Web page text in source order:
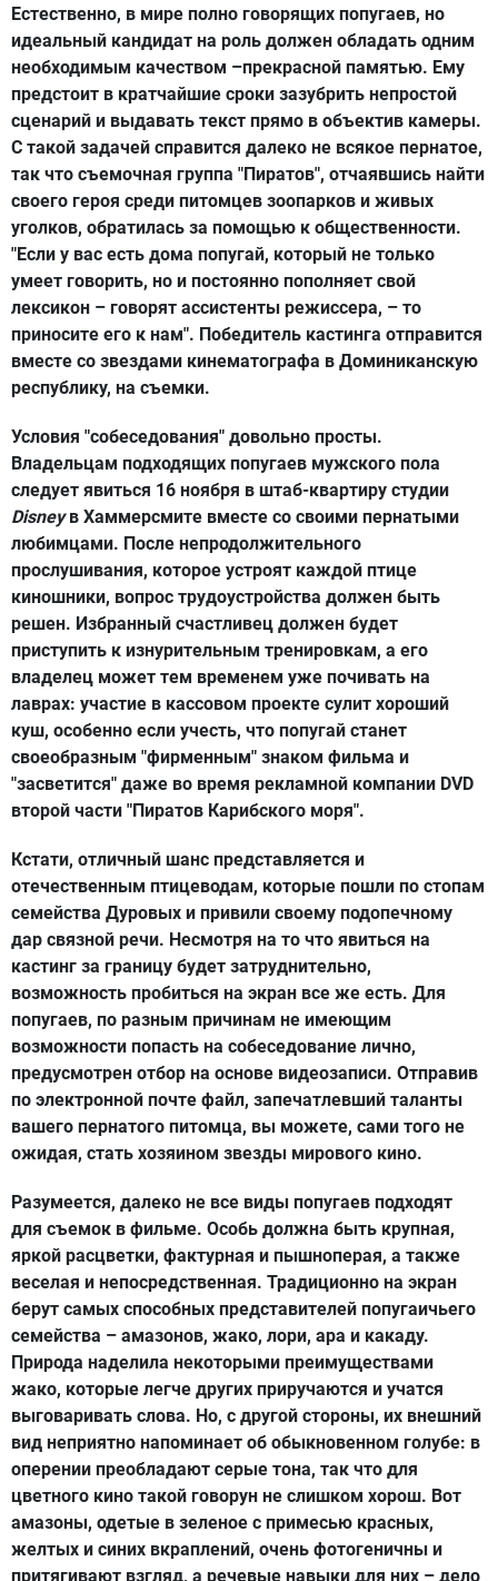
Естественно, в мире полно говорящих попугаев, но
идеальный кандидат на роль должен обладать одним
необходимым качеством –прекрасной памятью. Ему
предстоит в кратчайшие сроки зазубрить непростой
сценарий и выдавать текст прямо в объектив камеры.
С такой задачей справится далеко не всякое пернатое,
так что съемочная группа "Пиратов", отчаявшись найти
своего героя среди питомцев зоопарков и живых
уголков, обратилась за помощью к общественности.
"Если у вас есть дома попугай, который не только
умеет говорить, но и постоянно пополняет свой
лексикон – говорят ассистенты режиссера, – то
приносите его к нам". Победитель кастинга отправится
вместе со звездами кинематографа в Доминиканскую
республику, на съемки.
Условия "собеседования" довольно просты.
Владельцам подходящих попугаев мужского пола
следует явиться 16 ноября в штаб-квартиру студии
Disneyв Хаммерсмите вместе со своими пернатыми
любимцами. После непродолжительного
прослушивания, которое устроят каждой птице
киношники, вопрос трудоустройства должен быть
решен. Избранный счастливец должен будет
приступить к изнурительным тренировкам, а его
владелец может тем временем уже почивать на
лаврах: участие в кассовом проекте сулит хороший
куш, особенно если учесть, что попугай станет
своеобразным "фирменным" знаком фильма и
"засветится" даже во время рекламной компании DVD
второй части "Пиратов Карибского моря".
Кстати, отличный шанс представляется и
отечественным птицеводам, которые пошли по стопам
семейства Дуровых и привили своему подопечному
дар связной речи. Несмотря на то что явиться на
кастинг за границу будет затруднительно,
возможность пробиться на экран все же есть. Для
попугаев, по разным причинам не имеющим
возможности попасть на собеседование лично,
предусмотрен отбор на основе видеозаписи. Отправив
по электронной почте файл, запечатлевший таланты
вашего пернатого питомца, вы можете, сами того не
ожидая, стать хозяином звезды мирового кино.
Разумеется, далеко не все виды попугаев подходят
для съемок в фильме. Особь должна быть крупная,
яркой расцветки, фактурная и пышноперая, а также
веселая и непосредственная. Традиционно на экран
берут самых способных представителей попугаичьего
семейства – амазонов, жако, лори, ара и какаду.
Природа наделила некоторыми преимуществами
жако, которые легче других приручаются и учатся
выговаривать слова. Но, с другой стороны, их внешний
вид неприятно напоминает об обыкновенном голубе: в
оперении преобладают серые тона, так что для
цветного кино такой говорун не слишком хорош. Вот
амазоны, одетые в зеленое с примесью красных,
желтых и синих вкраплений, очень фотогеничны и
притягивают взгляд, а речевые навыки для них – дело